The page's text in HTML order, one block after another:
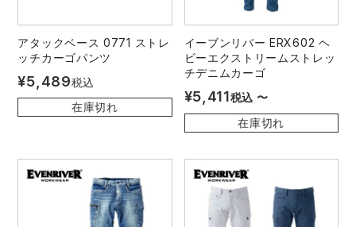
アタックベース 0771 ストレ
ッチカーゴパンツ
¥5,489税込
在庫切れ
イーブンリバー ERX602 ヘ
ビーエクストリームストレッ
チデニムカーゴ
¥5,411税込 〜
在庫切れ